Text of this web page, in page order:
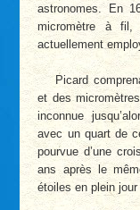
astronomes. En
micromètre à fil,
actuellement
Picard
et des
inconnue
avec un quart de
pourvue d’une
ans après le
étoiles en plein jour